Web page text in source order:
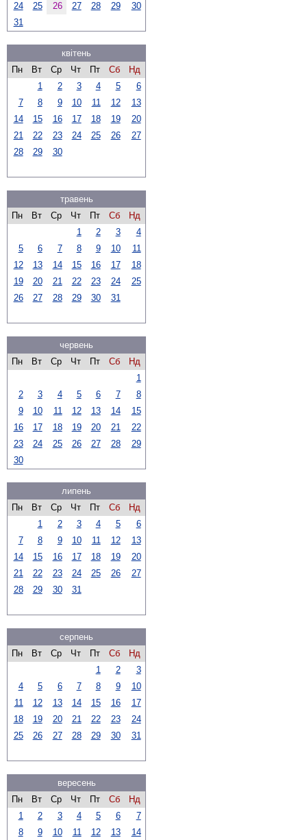
24
25 26 27 28 29
30
31
квітень
Пн
Вт Ср Чт Пт Сб
Нд
1
2 3 4 5
6
7
8 9 10 11 12
13
14
15 16 17 18 19
20
21
22 23 24 25 26
27
28
29 30
травень
Пн
Вт Ср Чт Пт Сб
Нд
1
2 3
4
5
6 7 8 9 10
11
12
13 14 15 16 17
18
19
20 21 22 23 24
25
26
27 28 29 30 31
червень
Пн
Вт Ср Чт Пт Сб
Нд
1
2
3 4 5 6 7
8
9
10 11 12 13 14
15
16
17 18 19 20 21
22
23
24 25 26 27 28
29
30
липень
Пн
Вт Ср Чт Пт Сб
Нд
1
2 3 4 5
6
7
8 9 10 11 12
13
14
15 16 17 18 19
20
21
22 23 24 25 26
27
28
29 30 31
серпень
Пн
Вт Ср Чт Пт Сб
Нд
1
2
3
4
5 6 7 8 9
10
11
12 13 14 15 16
17
18
19 20 21 22 23
24
25
26 27 28 29 30 31
вересень
Пн
Вт Ср Чт Пт Сб
Нд
1
2 3 4 5 6
7
8
9 10 11 12 13 14